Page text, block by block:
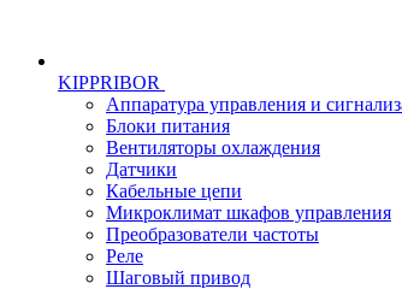
KIPPRIBOR
Аппаратура управления и
Блоки питания
Вентиляторы охлаждения
Датчики
Кабельные цепи
Микроклимат шкафов управления
Преобразователи частоты
Реле
Шаговый привод